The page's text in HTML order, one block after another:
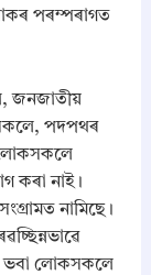
পৰম্পৰাগত
জনজাতীয়
পদপথৰ
লোকসকলে
কৰা নাই।
নামিছে।
ভবা লোকসকলে